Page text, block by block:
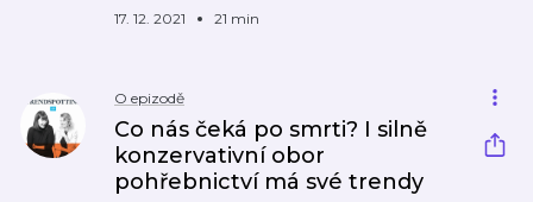
17. 12. 2021 21 min
O epizodě
Co nás čeká po smrti? I silně
konzervativní obor
pohřebnictví má své trendy